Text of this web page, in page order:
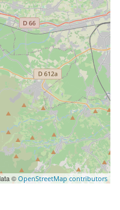
©OpenStreetMap contributors